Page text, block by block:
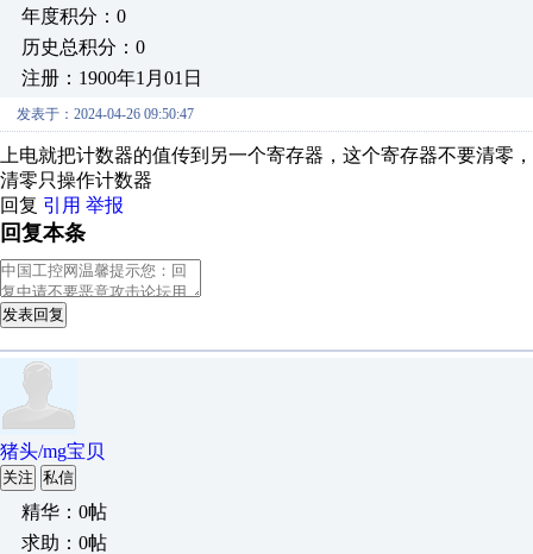
年度积分：0
历史总积分：0
注册：1900年1月01日
发表于：2024-04-26 09:50:47
上电就把计数器的值传到另一个寄存器，这个寄存器不要清零
清零只操作计数器
回复 引用 举报
回复本条
发表回复
猪头/mg宝贝
关注 私信
精华：0帖
求助：0帖